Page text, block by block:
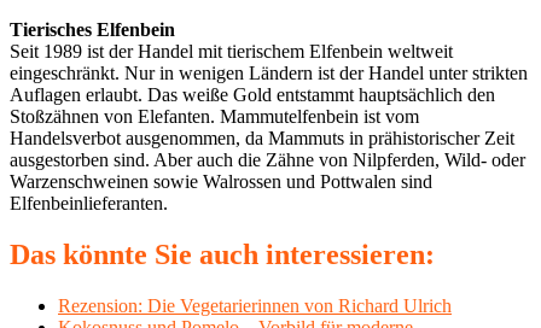
Tierisches Elfenbein
Seit 1989 ist der Handel mit tierischem Elfenbein weltweit
eingeschränkt. Nur in wenigen Ländern ist der Handel unter strikten
Auflagen erlaubt. Das weiße Gold entstammt hauptsächlich den
Stoßzähnen von Elefanten. Mammutelfenbein ist vom
Handelsverbot ausgenommen, da Mammuts in prähistorischer Zeit
ausgestorben sind. Aber auch die Zähne von Nilpferden, Wild- oder
Warzenschweinen sowie Walrossen und Pottwalen sind
Elfenbeinlieferanten.
Das könnte Sie auch interessieren:
Rezension: Die Vegetarierinnen von Richard Ulrich